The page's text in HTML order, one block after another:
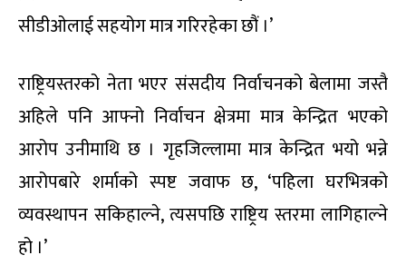
सीडीओलाई सहयोग मात्र गरिरहेका छौं ।’
राष्ट्रियस्तरको नेता भएर संसदीय निर्वाचनको बेलामा जस्तै
अहिले पनि आफ्नो निर्वाचन क्षेत्रमा मात्र केन्द्रित भएको
आरोप उनीमाथि छ । गृहजिल्लामा मात्र केन्द्रित भयो भन्ने
आरोपबारे शर्माको स्पष्ट जवाफ छ, ‘पहिला घरभित्रको
व्यवस्थापन सकिहाल्ने, त्यसपछि राष्ट्रिय स्तरमा लागिहाल्ने
हो ।’